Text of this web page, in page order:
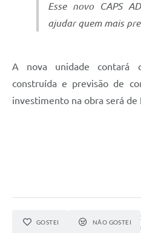
Esse novo CAPS
ajudar quem mais
A nova unidade contará
construída e previsão de
investimento na obra será de
GOSTEI NÃO GOSTEI